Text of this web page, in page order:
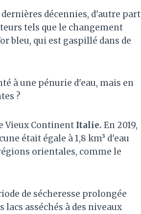
décennies, d'autre part
tels que le changement
bleu, qui est gaspillé dans de
à une pénurie d'eau, mais en
?
Vieux Continent Italie. En 2019,
était égale à 1,8 km³ d'eau
orientales, comme le
de sécheresse prolongée
lacs asséchés à des niveaux